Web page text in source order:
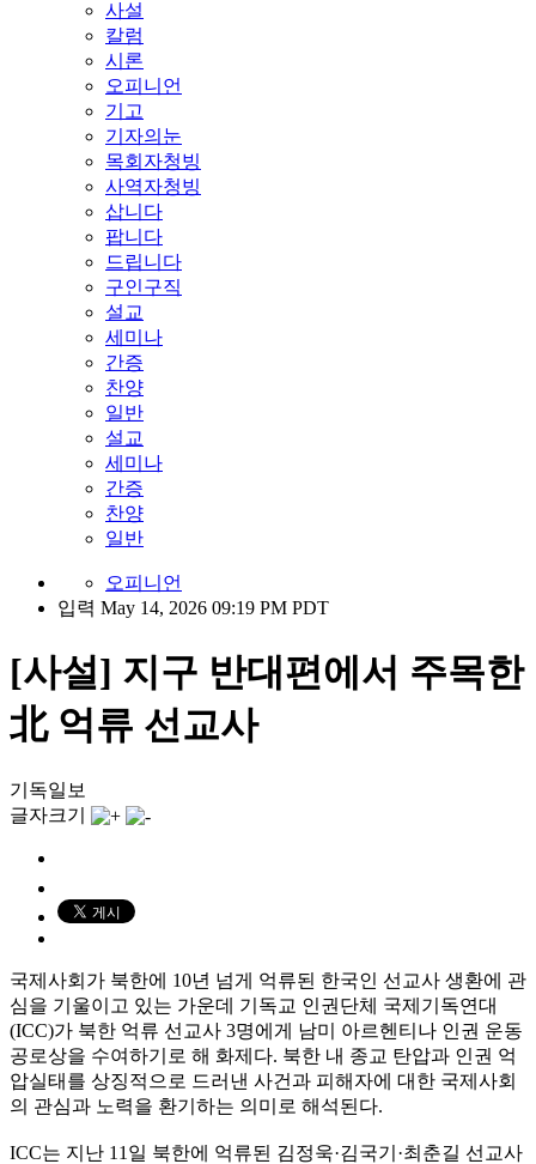
사설
칼럼
시론
오피니언
기고
기자의눈
목회자청빙
사역자청빙
삽니다
팝니다
드립니다
구인구직
설교
세미나
간증
찬양
일반
설교
세미나
간증
찬양
일반
오피니언
입력 May 14, 2026 09:19 PM PDT
[사설] 지구 반대편에서 주목한
北 억류 선교사
기독일보
글자크기
국제사회가 북한에 10년 넘게 억류된 한국인 선교사 생환에 관
심을 기울이고 있는 가운데 기독교 인권단체 국제기독연대
(ICC)가 북한 억류 선교사 3명에게 남미 아르헨티나 인권 운동
공로상을 수여하기로 해 화제다. 북한 내 종교 탄압과 인권 억
압실태를 상징적으로 드러낸 사건과 피해자에 대한 국제사회
의 관심과 노력을 환기하는 의미로 해석된다.
ICC는 지난 11일 북한에 억류된 김정욱·김국기·최춘길 선교사